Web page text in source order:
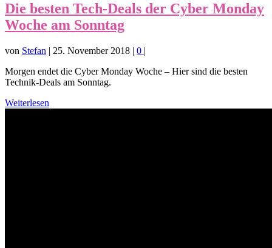
Die besten Tech-Deals der Cyber Monday
Woche am Sonntag
von Stefan | 25. November 2018 | 0 |
Morgen endet die Cyber Monday Woche – Hier sind die besten
Technik-Deals am Sonntag.
Weiterlesen